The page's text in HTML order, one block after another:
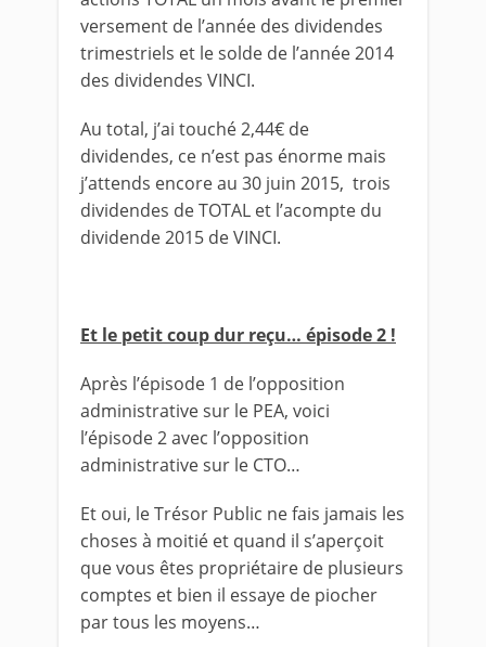
versement de l’année des dividendes
trimestriels et le solde de l’année 2014
des dividendes VINCI.
Au total, j’ai touché 2,44€ de
dividendes, ce n’est pas énorme mais
j’attends encore au 30 juin 2015, trois
dividendes de TOTAL et l’acompte du
dividende 2015 de VINCI.
Et le petit coup dur reçu… épisode 2 !
Après l’épisode 1 de l’opposition
administrative sur le PEA, voici
l’épisode 2 avec l’opposition
administrative sur le CTO…
Et oui, le Trésor Public ne fais jamais les
choses à moitié et quand il s’aperçoit
que vous êtes propriétaire de plusieurs
comptes et bien il essaye de piocher
par tous les moyens…